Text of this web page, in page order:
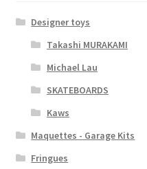
Designer toys
Takashi MURAKAMI
Michael Lau
SKATEBOARDS
Kaws
Maquettes - Garage Kits
Fringues